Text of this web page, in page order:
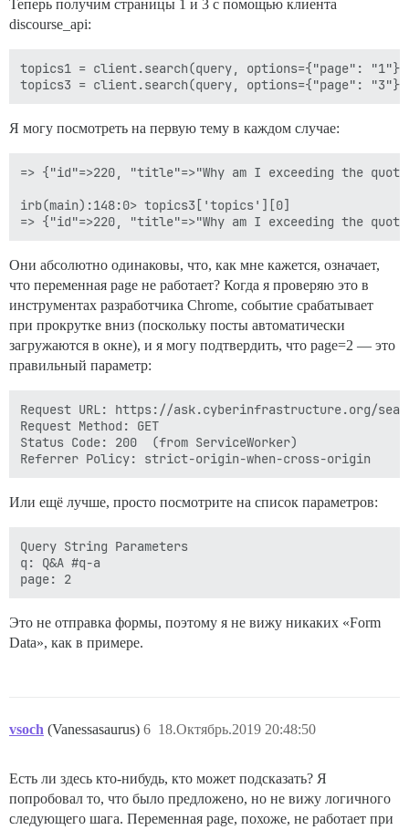
Теперь получим страницы 1 и 3 с помощью клиента
discourse_api:
topics1 = client.search(query, options={"page": "1"})
Я могу посмотреть на первую тему в каждом случае:
=> {"id"=>220, "title"=>"Why am I exceeding the
irb(main):148:0> topics3['topics'][0]
Они абсолютно одинаковы, что, как мне кажется, означает,
что переменная page не работает? Когда я проверяю это в
инструментах разработчика Chrome, событие срабатывает
при прокрутке вниз (поскольку посты автоматически
загружаются в окне), и я могу подтвердить, что page=2 — это
правильный параметр:
Request URL: https://ask.cyberinfrastructure.org/
Request Method: GET
Status Code: 200  (from ServiceWorker)
Или ещё лучше, просто посмотрите на список параметров:
Query String Parameters
q: Q&A #q-a
Это не отправка формы, поэтому я не вижу никаких «Form
Data», как в примере.
vsoch (Vanessasaurus) 18.Октябрь.2019 20:48:50
6
Есть ли здесь кто-нибудь, кто может подсказать? Я
попробовал то, что было предложено, но не вижу логичного
следующего шага. Переменная page, похоже, не работает при